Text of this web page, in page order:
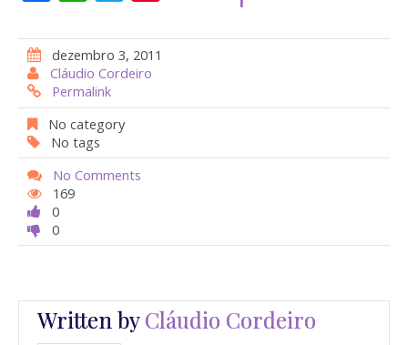
e
b
o
o
k
at
s
A
p
p
itt
er
er
st
dezembro 3, 2011
Cláudio Cordeiro
Permalink
No category
No tags
No Comments
169
0
0
Written byCláudio Cordeiro